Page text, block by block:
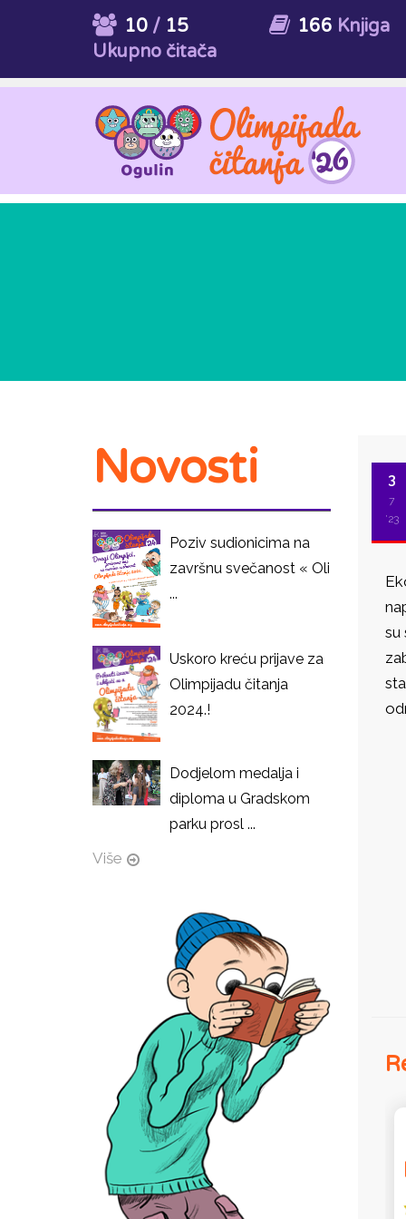
10/ 15
Ukupno čitača
166 Knjiga
3
7
'23
su
Novosti
Poziv sudionicima na
završnu svečanost « Oli
...
Uskoro kreću prijave za
Olimpijadu čitanja
2024.!
Dodjelom medalja i
diploma u Gradskom
parku prosl ...
Više